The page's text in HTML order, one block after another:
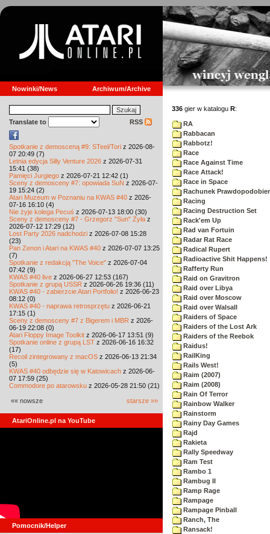
Nowinki/News Archiwum/Archive
Translate to RSS
Spotkanie z demosceną #9: STeel/Tori z 2026-08-
07 20:49 (7)
Letnia edycja Silly Venture 2026 z 2026-07-31
15:41 (38)
Pamięci Jurgiego z 2026-07-21 12:42 (1)
Sceny z demosceny #7: opowiada SuN z 2026-07-
19 15:24 (2)
Atari Muzeum w Poznaniu na KWAS #40 z 2026-
07-16 16:10 (4)
Nie żyje kolega Pecuś z 2026-07-13 18:00 (30)
Sceny z demosceny #7 - Grzegorz "Sun" Żyła z
2026-07-12 17:29 (12)
Lost Party 2026 nadchodzi z 2026-07-08 15:28
(23)
Pan Zenon i Atari na KWAS #40 z 2026-07-07 13:25
(7)
Spotkanie z redakcją "The Voice" z 2026-07-04
07:42 (9)
KWAS #40 live z 2026-06-27 12:53 (167)
Spotkanie z grupą USSR z 2026-06-26 19:36 (11)
KWAS #40 - zabierzcie Atari Portfolio! z 2026-06-23
08:12 (0)
KWAS #40 - naprawa retrosprzętu z 2026-06-21
17:15 (1)
Sceny z demosceny #7 z Bigerem i MBR z 2026-
06-19 22:08 (0)
Atari Floppy Image Toolkit z 2026-06-17 13:51 (9)
Spotkanie online z grupą LST z 2026-06-16 16:32
(17)
Recoil zintegrowany z macOS z 2026-06-13 21:34
(5)
KWAS #40 odbędzie się w Katowicach z 2026-06-
07 17:59 (25)
Commodore po atarowsku z 2026-05-28 21:50 (21)
«« nowsze starsze »»
AtariOnline.pl na YouTube
Pomocnik/Helper
336 gier w katalogu R:
RA
Rabbacan
Rabbotz!
Race
Race Against Time
Race Attack!
Race in Space
Rachunek
Racing
Racing Destruction Set
Rack'em Up
Rad van Fortuin
Radar Rat Race
Radical Rupert
Radioactive Shit Happens!
Rafferty Run
Raid on Gravitron
Raid over Libya
Raid over Moscow
Raid over Walsall
Raiders of Space
Raiders of the Lost Ark
Raiders of the Reebok
Raidus!
RailKing
Rails West!
Raim (2007)
Raim (2008)
Rain Of Terror
Rainbow Walker
Rainstorm
Rainy Day Games
Rajd
Rakieta
Rally Speedway
Ram Test
Rambo 1
Rambug II
Ramp Rage
Rampage
Rampage Pinball
Ranch, The
Ransack!